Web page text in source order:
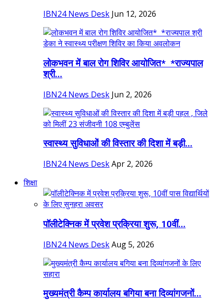
IBN24 News Desk Jun 12, 2026
लोकभवन में बाल रोग शिविर आयोजित* *राज्यपाल
श्री...
IBN24 News Desk Jun 2, 2026
स्वास्थ्य सुविधाओं की विस्तार की दिशा में बड़ी...
IBN24 News DeskApr 2, 2026
शिक्षा
पॉलीटेक्निक में प्रवेश प्रक्रिया शुरू, 10वीं...
IBN24 News DeskAug 5, 2026
मुख्यमंत्री कैम्प कार्यालय बगिया बना दिव्यांगजनों...